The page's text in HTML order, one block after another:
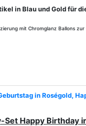
in Blau und Gold für
mit Chromglanz Ballons
in Roségold,
Happy Birthday